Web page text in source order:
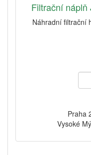
Filtrační náplň
Náhradní filtrační
Praha
Vysoké